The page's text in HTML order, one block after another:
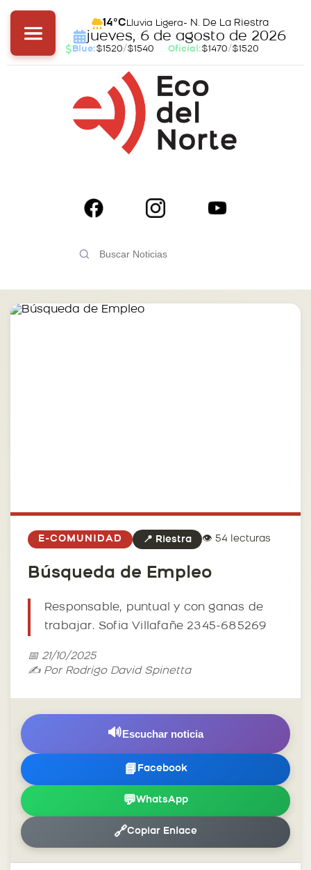
14°C Lluvia Ligera- N. De La Riestra
jueves, 6 de agosto de 2026
Blue:$1520/$1540 Oficial:$1470/$1520
E-COMUNIDAD 📍 Riestra 👁️ 54 lecturas
Búsqueda de Empleo
Responsable, puntual y con ganas de
trabajar. Sofia Villafañe 2345-685269
📅 21/10/2025
✍️ Por Rodrigo David Spinetta
🔊Escuchar noticia
📘 Facebook
💬WhatsApp
🔗Copiar Enlace